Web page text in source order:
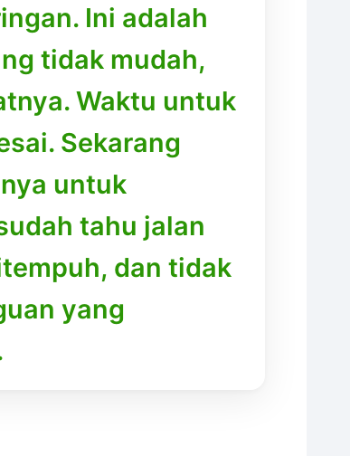
Ini adalah
tidak mudah,
Waktu untuk
Sekarang
untuk
tahu jalan
dan tidak
yang